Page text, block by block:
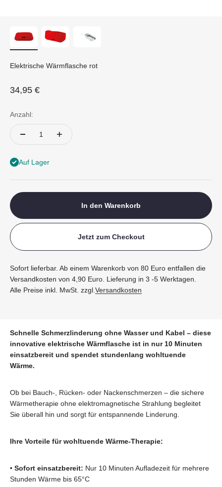
Elektrische Wärmflasche rot
Angebot
34,95 €
Anzahl:
Auf Lager
In den Warenkorb
Jetzt zum Checkout
Sofort lieferbar. Ab einem Warenkorb von 80 Euro entfallen die
Versandkosten von 4,90 Euro. Lieferung in 3 -5 Werktagen.
Alle Preise inkl. MwSt. zzgl.Versandkosten
Schnelle Schmerzlinderung ohne Wasser und Kabel – diese
innovative elektrische Wärmflasche ist in nur 10 Minuten
einsatzbereit und spendet stundenlang wohltuende
Wärme.
Ob bei Bauch-, Rücken- oder Nackenschmerzen – die sichere
Wärmetherapie ohne elektromagnetische Strahlung begleitet
Sie überall hin und sorgt für entspannende Linderung.
Ihre Vorteile für wohltuende Wärme-Therapie:
• Sofort einsatzbereit: Nur 10 Minuten Aufladezeit für mehrere
Stunden Wärme bis 65°C